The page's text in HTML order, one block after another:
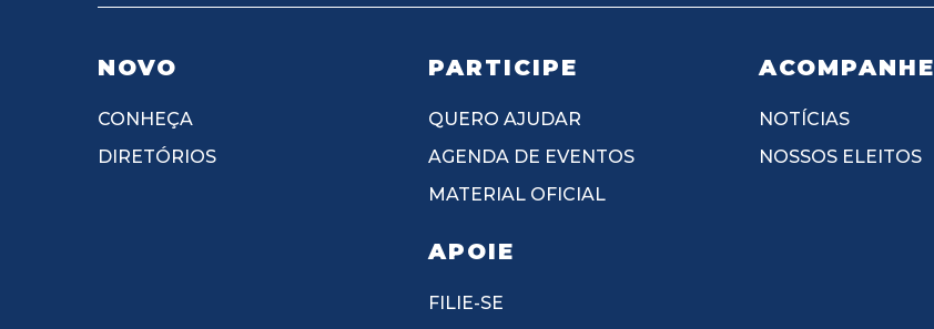
NOVO
CONHEÇA
DIRETÓRIOS
PARTICIPE
QUERO AJUDAR
AGENDA DE EVENTOS
MATERIAL OFICIAL
APOIE
FILIE-SE
ACOMPANHE
NOTÍCIAS
NOSSOS ELEITOS